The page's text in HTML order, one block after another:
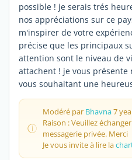
possible ! je serais trés
nos appréciations sur ce
m'inspirer de votre
précise que les principaux
attention sont le niveau de
attachent ! je vous présente
vous souhaitant une
Modéré par Bhavna7
Raison : Veuillez
messagerie privée. Merci
Je vous invite à lire la